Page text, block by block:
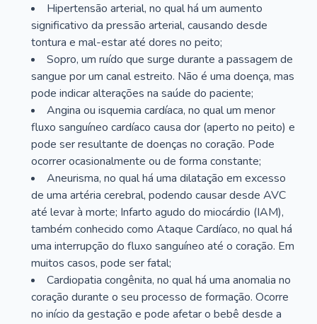
Hipertensão arterial, no qual há um aumento
significativo da pressão arterial, causando desde
tontura e mal-estar até dores no peito;
Sopro, um ruído que surge durante a passagem de
sangue por um canal estreito. Não é uma doença, mas
pode indicar alterações na saúde do paciente;
Angina ou isquemia cardíaca, no qual um menor
fluxo sanguíneo cardíaco causa dor (aperto no peito) e
pode ser resultante de doenças no coração. Pode
ocorrer ocasionalmente ou de forma constante;
Aneurisma, no qual há uma dilatação em excesso
de uma artéria cerebral, podendo causar desde AVC
até levar à morte; Infarto agudo do miocárdio (IAM),
também conhecido como Ataque Cardíaco, no qual há
uma interrupção do fluxo sanguíneo até o coração. Em
muitos casos, pode ser fatal;
Cardiopatia congênita, no qual há uma anomalia no
coração durante o seu processo de formação. Ocorre
no início da gestação e pode afetar o bebê desde a